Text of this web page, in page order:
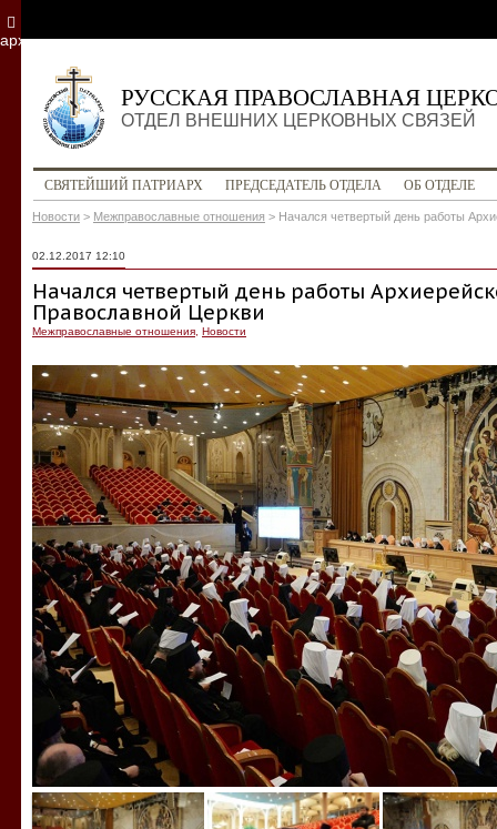
РУССКАЯ ПРАВОСЛАВНАЯ
ОТДЕЛ ВНЕШНИХ ЦЕРКОВНЫХ СВЯЗЕЙ
СВЯТЕЙШИЙ ПАТРИАРХ ПРЕДСЕДАТЕЛЬ ОТДЕЛА ОБ ОТДЕЛЕ
Новости > Межправославные отношения > Начался четвертый день работы
02.12.2017 12:10
Начался четвертый день работы
Православной Церкви
Межправославные отношения Новости
архив